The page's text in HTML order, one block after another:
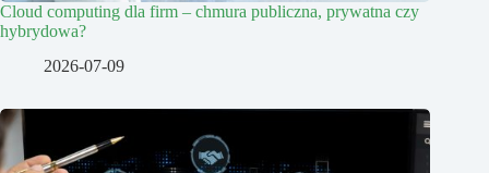
Cloud computing dla firm – chmura publiczna, prywatna czy
hybrydowa?
2026-07-09